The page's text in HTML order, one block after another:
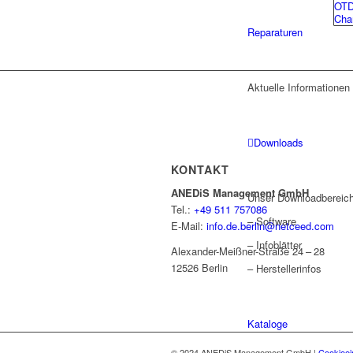
Reparaturen
Aktuelle
Downloads
Unser
– Software
– Infoblätter
– Herstellerinfos
Kataloge
KONTAKT
ANEDiS Management GmbH
Tel.: +49 511 757086
E-Mail: info.de.berlin@netceed.com
Alexander-Meißner-Straße 24 – 28
12526 Berlin